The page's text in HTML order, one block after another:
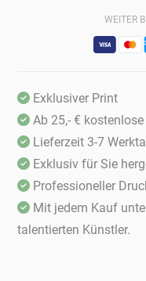
WEITER
Exklusiver Print
Ab 25,- €
Lieferzeit 3-7
Exklusiv für Sie
Professioneller
Mit jedem Kauf
talentierten Künstler.